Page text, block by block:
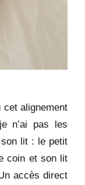
cet alignement
n’ai pas les
lit : le petit
coin et son lit
accès direct